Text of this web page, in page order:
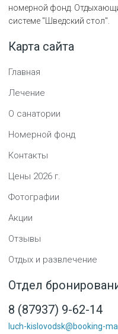
номерной фонд.
системе "Шведский стол".
Карта сайта
Главная
Лечение
О санатории
Номерной фонд
Контакты
Цены 2026 г.
Фотографии
Акции
Отзывы
Отдых и развлечение
Отдел
8 (87937) 9-62-14
luch-kislovodsk@booking-